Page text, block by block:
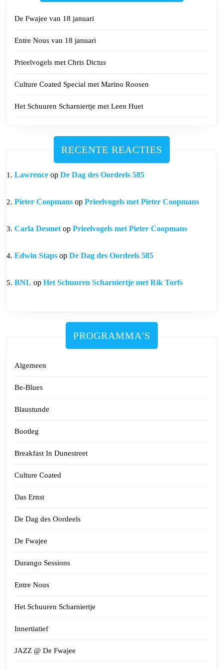
De Fwajee van 18 januari
Entre Nous van 18 januari
Prieelvogels met Chris Dictus
Culture Coated Special met Marino Roosen
Het Schuuren Scharniertje met Leen Huet
RECENTE REACTIES
Lawrence op De Dag des Oordeels 585
Pieter Coopmans op Prieelvogels met Pieter Coopmans
Carla Desmet op Prieelvogels met Pieter Coopmans
Edwin Staps op De Dag des Oordeels 585
BNL op Het Schuuren Scharniertje met Rik Torfs
PROGRAMMA'S
Algemeen
Be-Blues
Blaustunde
Bootleg
Breakfast In Dunestreet
Culture Coated
Das Ernst
De Dag des Oordeels
De Fwajee
Durango Sessions
Entre Nous
Het Schuuren Scharniertje
Innertiatief
JAZZ @ De Fwajee